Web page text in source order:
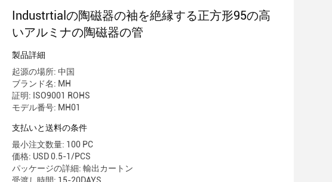
Industrtialの陶磁器の袖を絶縁する正方形95の高
いアルミナの陶磁器の管
製品詳細
起源の場所: 中国
ブランド名: MH
証明: ISO9001 ROHS
モデル番号: MH01
支払いと送料の条件
最小注文数量: 100 PC
価格: USD 0.5-1/PCS
パッケージの詳細: 輸出カートン